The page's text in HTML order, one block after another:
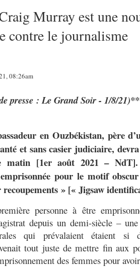
Murray est une
contre le journalisme
08:26am
presse : Le Grand Soir - 1/8/21)**
en Ouzbékistan, père
et sans casier judiciaire,
matin [1er août 2021 –
pour le motif
» [« Jigsaw
personne à être
depuis un demi-siècle –
qui prévalaient étaient si
tout juste de mettre fin aux
des femmes pour